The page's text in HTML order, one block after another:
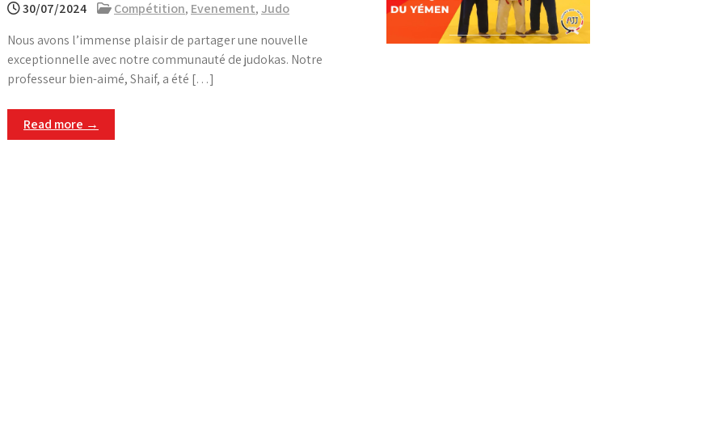
30/07/2024 Compétition, Evenement, Judo
Nous avons l’immense plaisir de partager une nouvelle
exceptionnelle avec notre communauté de judokas. Notre
professeur bien-aimé, Shaif, a été […]
Read more →